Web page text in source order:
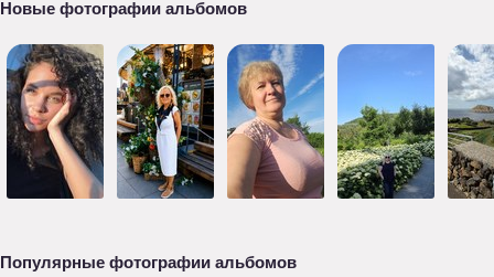
Новые фотографии альбомов
Популярные фотографии альбомов